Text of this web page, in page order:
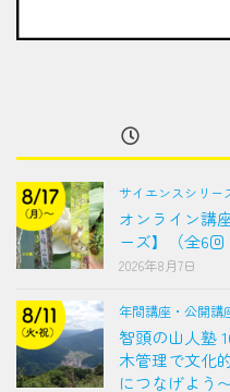
サイエンスシリー
オンライン講
ーズ】（全6
2026年8月7日
年間講座・公開講
智頭の山人塾
木管理で文化
につなげよう〜